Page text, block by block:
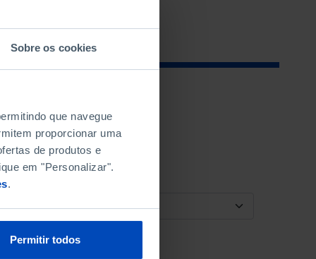
Sobre os cookies
que navegue
proporcionar uma
de produtos e
em "Personalizar".
.
Permitir todos
ORDENAR POR